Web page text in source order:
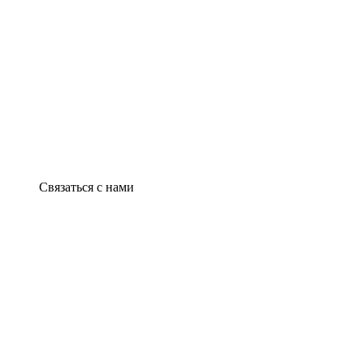
Связаться с нами